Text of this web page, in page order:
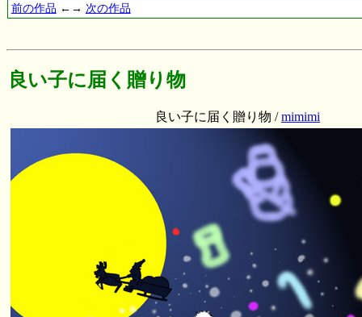
前の作品 ←→ 次の作品
良い子に届く贈り物
良い子に届く贈り物 /mimimi